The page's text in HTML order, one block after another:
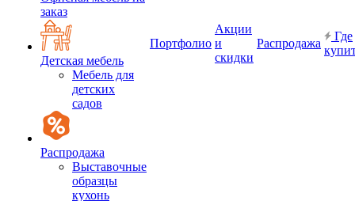
заказ
Детская мебель
Мебель для
детских
садов
Распродажа
Выставочные
образцы
кухонь
Портфолио
Акции
и
скидки
Распродажа
Где